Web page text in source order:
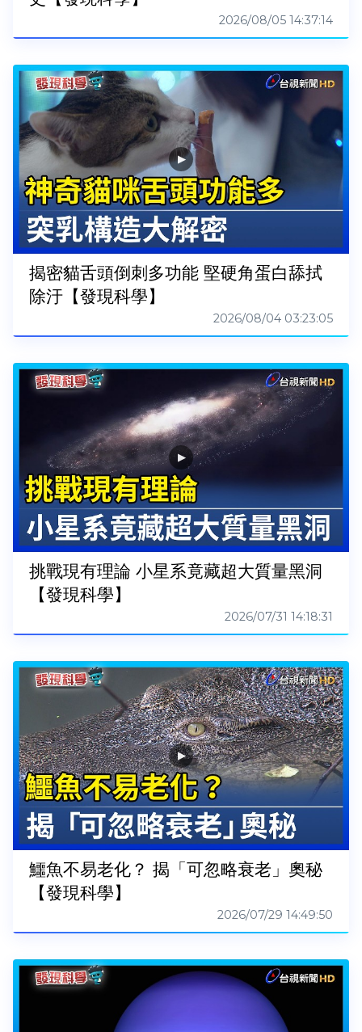
2026/08/05 14:37:14
揭密貓舌頭倒刺多功能 堅硬角蛋白舔拭
除汙【發現科學】
2026/08/04 03:23:05
挑戰現有理論 小星系竟藏超大質量黑洞
【發現科學】
2026/07/31 14:18:31
鱷魚不易老化？ 揭「可忽略衰老」奧秘
【發現科學】
2026/07/29 14:49:50